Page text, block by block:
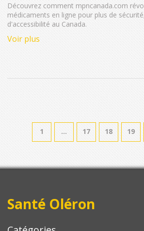
Découvrez comment mpncanada.com
médicaments en ligne pour plus de
d'accessibilité au Canada.
Voir plus
1 … 17 18 19
Santé Oléron